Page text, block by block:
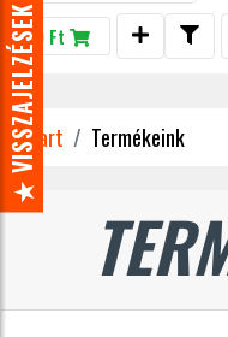
0 Ft
Start Termékeink
★ VISSZAJELZÉSEK